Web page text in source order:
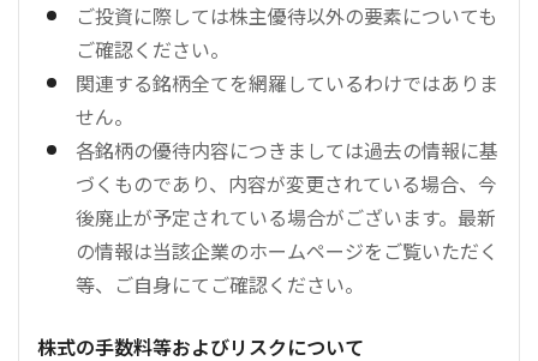
ご投資に際しては株主優待以外の要素についても
ご確認ください。
関連する銘柄全てを網羅しているわけではありま
せん。
各銘柄の優待内容につきましては過去の情報に基
づくものであり、内容が変更されている場合、今
後廃止が予定されている場合がございます。最新
の情報は当該企業のホームページをご覧いただく
等、ご自身にてご確認ください。
株式の手数料等およびリスクについて